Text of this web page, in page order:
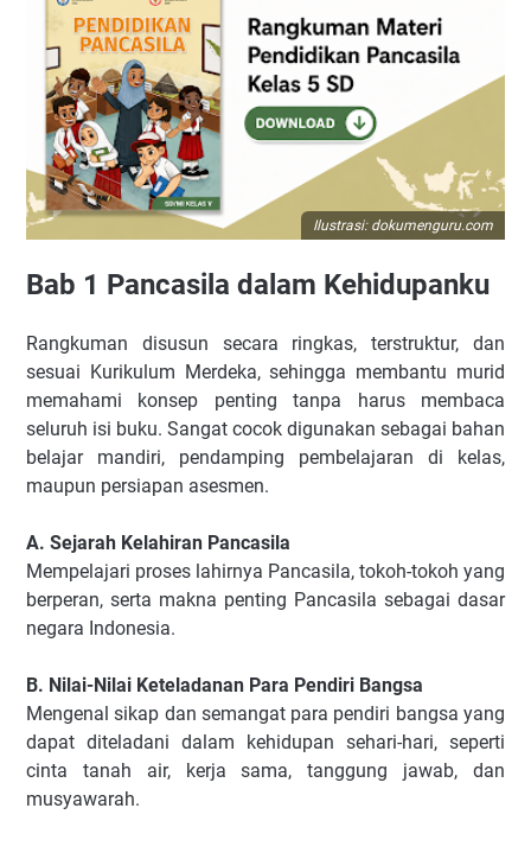
Bab 3 Keragaman Budaya Indonesiaku
Bab 4 Aku dan Lingkungan Sekitarku
📚 Lembar Kerja Murid (LKM) Pend. Pancasila Kelas 5 SD
Lengkap
Ilustrasi: dokumenguru.com
Bab 1 Pancasila dalam Kehidupanku
Rangkuman disusun secara ringkas, terstruktur, dan
sesuai Kurikulum Merdeka, sehingga membantu murid
memahami konsep penting tanpa harus membaca
seluruh isi buku. Sangat cocok digunakan sebagai bahan
belajar mandiri, pendamping pembelajaran di kelas,
maupun persiapan asesmen.
A. Sejarah Kelahiran Pancasila
Mempelajari proses lahirnya Pancasila, tokoh-tokoh yang
berperan, serta makna penting Pancasila sebagai dasar
negara Indonesia.
B. Nilai-Nilai Keteladanan Para Pendiri Bangsa
Mengenal sikap dan semangat para pendiri bangsa yang
dapat diteladani dalam kehidupan sehari-hari, seperti
cinta tanah air, kerja sama, tanggung jawab, dan
musyawarah.